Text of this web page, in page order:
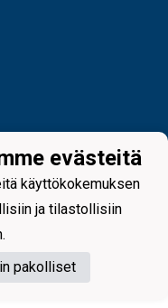
evästeitä
käyttökokemuksen
ja tilastollisiin
pakolliset